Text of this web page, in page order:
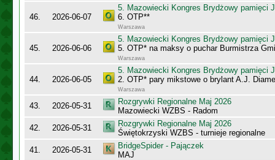
46. 2026-06-07
5. Mazowiecki Kongres Brydżowy pamięci
6. OTP**
Warszawa
45. 2026-06-06
5. Mazowiecki Kongres Brydżowy pamięci
5. OTP* na maksy o puchar Burmistrza
Warszawa
44. 2026-06-05
5. Mazowiecki Kongres Brydżowy pamięci
2. OTP* pary mikstowe o brylant A.J.
Warszawa
43. 2026-05-31
Rozgrywki Regionalne Maj 2026
Mazowiecki WZBS - Radom
42.
2026-05-31
Rozgrywki Regionalne Maj 2026
Świętokrzyski WZBS - turnieje regionalne
41.
2026-05-31
BridgeSpider - Pajączek
MAJ